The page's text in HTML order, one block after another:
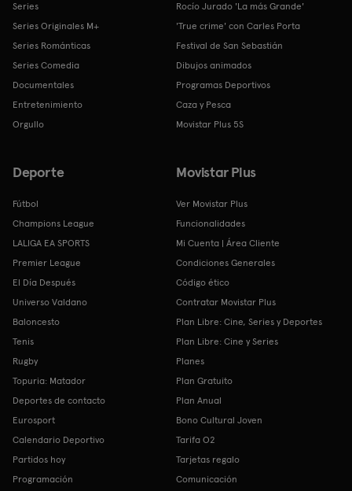
Series
Series Originales M+
Series Románticas
Series Comedia
Documentales
Entretenimiento
Orgullo
Rocío Jurado 'La más Grande'
'True crime' con Carles Porta
Festival de San Sebastián
Dibujos animados
Programas Deportivos
Caza y Pesca
Movistar Plus 5S
Deporte
Fútbol
Champions League
LALIGA EA SPORTS
Premier League
El Día Después
Universo Valdano
Baloncesto
Tenis
Rugby
Topuria: Matador
Deportes de contacto
Eurosport
Calendario Deportivo
Partidos hoy
Programación
Movistar Plus
Ver Movistar Plus
Funcionalidades
Mi Cuenta | Área Cliente
Condiciones Generales
Código ético
Contratar Movistar Plus
Plan Libre: Cine, Series y Deportes
Plan Libre: Cine y Series
Planes
Plan Gratuito
Plan Anual
Bono Cultural Joven
Tarifa O2
Tarjetas regalo
Comunicación